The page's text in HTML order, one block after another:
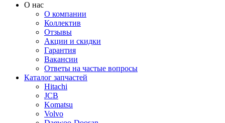
О нас
О компании
Коллектив
Отзывы
Акции и скидки
Гарантия
Вакансии
Ответы на частые вопросы
Каталог запчастей
Hitachi
JCB
Komatsu
Volvo